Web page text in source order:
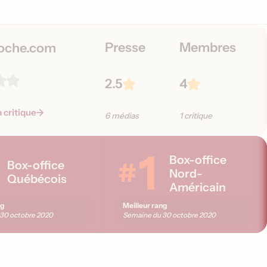
s
critique
Presse
2.5
6 médias
Membres
4
1 critique
Box-office
Québécois
30 octobre 2020
#1
Box-office
Nord-
Américain
Meilleur rang
Semaine du30 octobre 2020